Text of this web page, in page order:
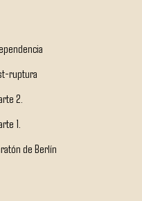
ruptura
2.
1.
de Berlín